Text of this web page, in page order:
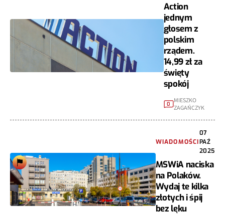
Action
jednym
głosem z
polskim
rządem.
14,99 zł za
święty
spokój
0
MIESZKO
ZAGAŃCZYK
WIADOMOŚCI
07
PAŹ
2025
MSWiA naciska
na Polaków.
Wydaj te kilka
złotych i śpij
bez lęku